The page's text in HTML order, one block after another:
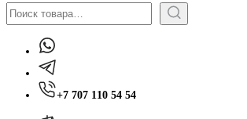
Поиск
+7 707 110 54 54